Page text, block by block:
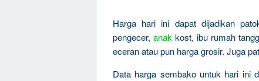
Harga hari ini dapat dijadikan
pengecer,anak kost, ibu rumah
eceran atau pun harga grosir. Juga
Data harga sembako untuk hari ini